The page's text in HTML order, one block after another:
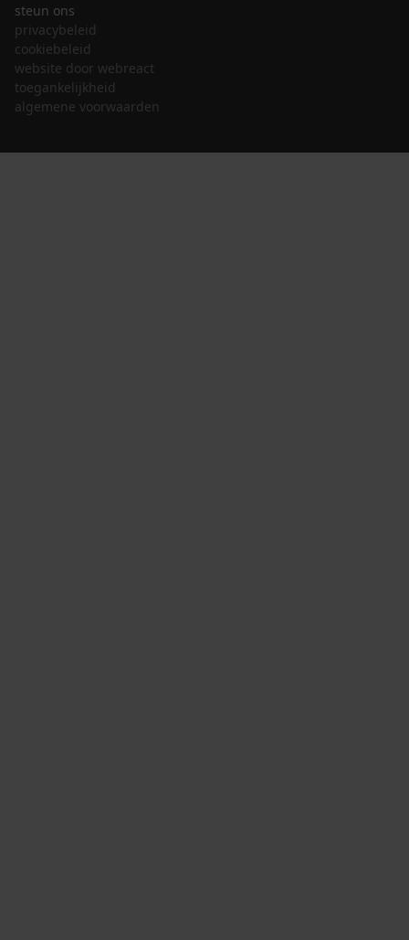
steun ons
privacybeleid
cookiebeleid
website door webreact
toegankelijkheid
algemene voorwaarden